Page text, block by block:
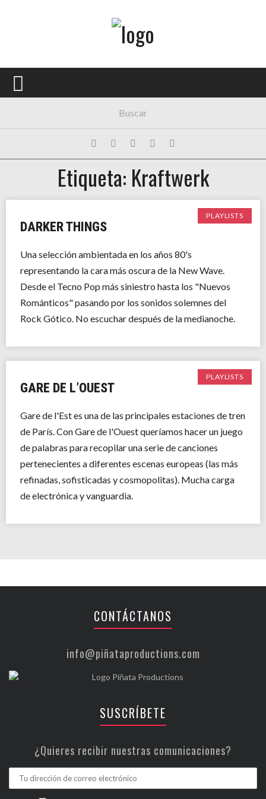
PORTADA
FESTIVALES
EXPOSICIONES
HISTORIAS
Etiqueta: Kraftwerk
PLAYLISTS
DARKER THINGS
Una selección ambientada en los años 80's
representando la cara más oscura de la New Wave.
Desde el Tecno Pop más siniestro hasta los "Nuevos
Románticos" pasando por los sonidos solemnes del
Rock Gótico. No escuchar después de la medianoche.
PLAYLISTS
GARE DE L’OUEST
Gare de l'Est es una de las principales estaciones de tren
de París. Con Gare de l'Ouest queríamos hacer un juego
de palabras para recopilar una serie de canciones
pertenecientes a diferentes escenas europeas (las más
refinadas, sofisticadas y cosmopolitas). Mucha carga
de electrónica y vanguardia.
CONTÁCTANOS
info@piñataproductions.com
SUSCRÍBETE
¿Quieres recibir nuestras comunicaciones?